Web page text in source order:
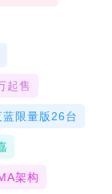
起售
蓝限量版26台
架构